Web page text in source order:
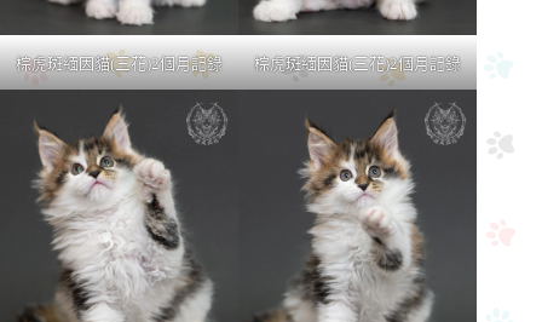
棕虎斑緬因貓(三花)2個月記錄 棕虎斑緬因貓(三花)2個月記錄